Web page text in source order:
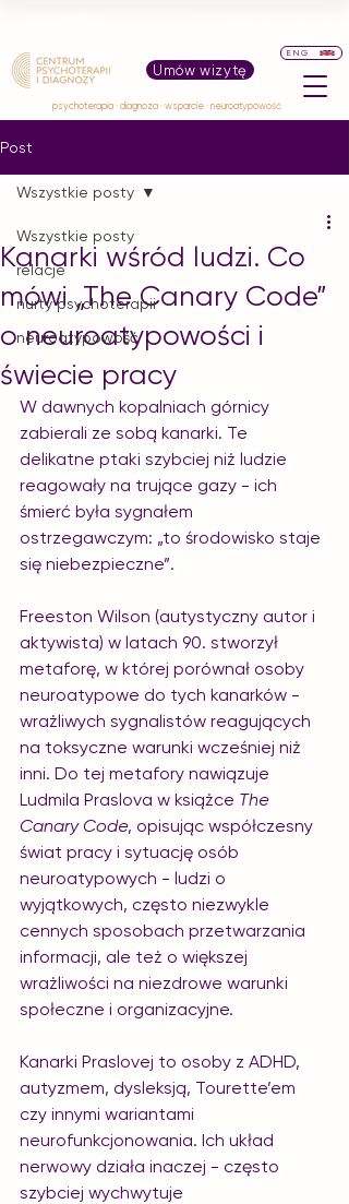
psychoterapia · diagnoza · wsparcie · neuroatypowość
Umów wizytę
ENG
Post
Wszystkie posty
relacje
nurty psychoterapii
neuroatypowość
Wszystkie posty
Kanarki wśród ludzi. Co
mówi „The Canary Code”
o neuroatypowości i
świecie pracy
W dawnych kopalniach górnicy
zabierali ze sobą kanarki. Te
delikatne ptaki szybciej niż ludzie
reagowały na trujące gazy - ich
śmierć była sygnałem
ostrzegawczym: „to środowisko staje
się niebezpieczne”.
Freeston Wilson (autystyczny autor i
aktywista) w latach 90. stworzył
metaforę, w której porównał osoby
neuroatypowe do tych kanarków -
wrażliwych sygnalistów reagujących
na toksyczne warunki wcześniej niż
inni. Do tej metafory nawiązuje
Ludmila Praslova w książce The
Canary Code, opisując współczesny
świat pracy i sytuację osób
neuroatypowych - ludzi o
wyjątkowych, często niezwykle
cennych sposobach przetwarzania
informacji, ale też o większej
wrażliwości na niezdrowe warunki
społeczne i organizacyjne.
Kanarki Praslovej to osoby z ADHD,
autyzmem, dysleksją, Tourette’em
czy innymi wariantami
neurofunkcjonowania. Ich układ
nerwowy działa inaczej - często
szybciej wychwytuje